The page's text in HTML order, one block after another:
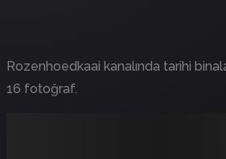
Rozenhoedkaai kanalında tarihi
16 fotoğraf.